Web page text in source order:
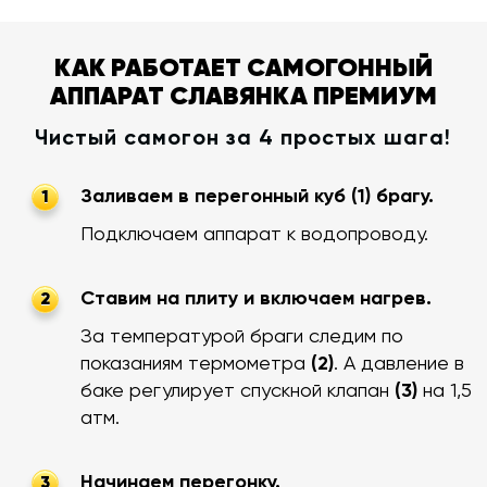
КАК РАБОТАЕТ САМОГОННЫЙ
АППАРАТ СЛАВЯНКА ПРЕМИУМ
Чистый самогон за 4 простых шага!
1
Заливаем в перегонный куб (1) брагу.
Подключаем аппарат к водопроводу.
2
Ставим на плиту и включаем нагрев.
За температурой браги следим по
показаниям термометра (2). А давление в
баке регулирует спускной клапан (3) на 1,5
атм.
Начинаем перегонку.